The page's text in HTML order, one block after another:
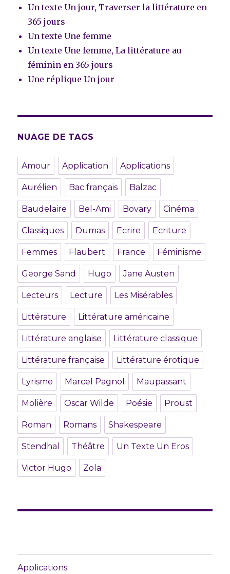
Un texte Un jour, Traverser la littérature en
365 jours
Un texte Une femme
Un texte Une femme, La littérature au
féminin en 365 jours
Une réplique Un jour
NUAGE DE TAGS
Amour Application Applications
Aurélien Bac français Balzac
Baudelaire Bel-Ami Bovary Cinéma
Classiques Dumas Ecrire Ecriture
Femmes Flaubert France Féminisme
George Sand Hugo Jane Austen
Lecteurs Lecture Les Misérables
Littérature Littérature américaine
Littérature anglaise Littérature classique
Littérature française Littérature érotique
Lyrisme Marcel Pagnol Maupassant
Molière Oscar Wilde Poésie Proust
Roman Romans Shakespeare
Stendhal Théâtre Un Texte Un Eros
Victor Hugo Zola
Applications